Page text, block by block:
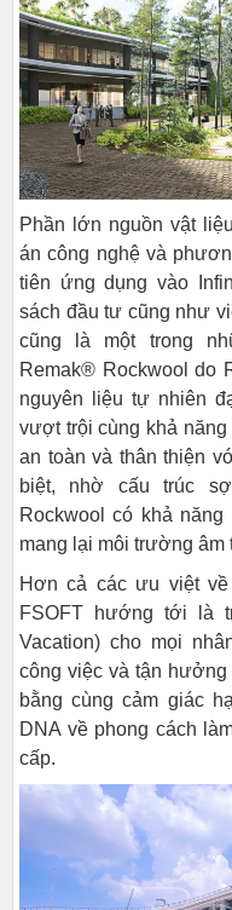
Phần lớn nguồn vật
án công nghệ và
tiên ứng dụng vào
sách đầu tư cũng như
cũng là một trong
Remak® Rockwool do
nguyên liệu tự nhiên
vượt trội cùng khả năng
an toàn và thân thiện
biệt, nhờ cấu trúc
Rockwool có khả
mang lại môi trường âm
Hơn cả các ưu việt
FSOFT hướng tới là
Vacation) cho mọi
công việc và tận hưởng
bằng cùng cảm giác
DNA về phong cách
cấp.